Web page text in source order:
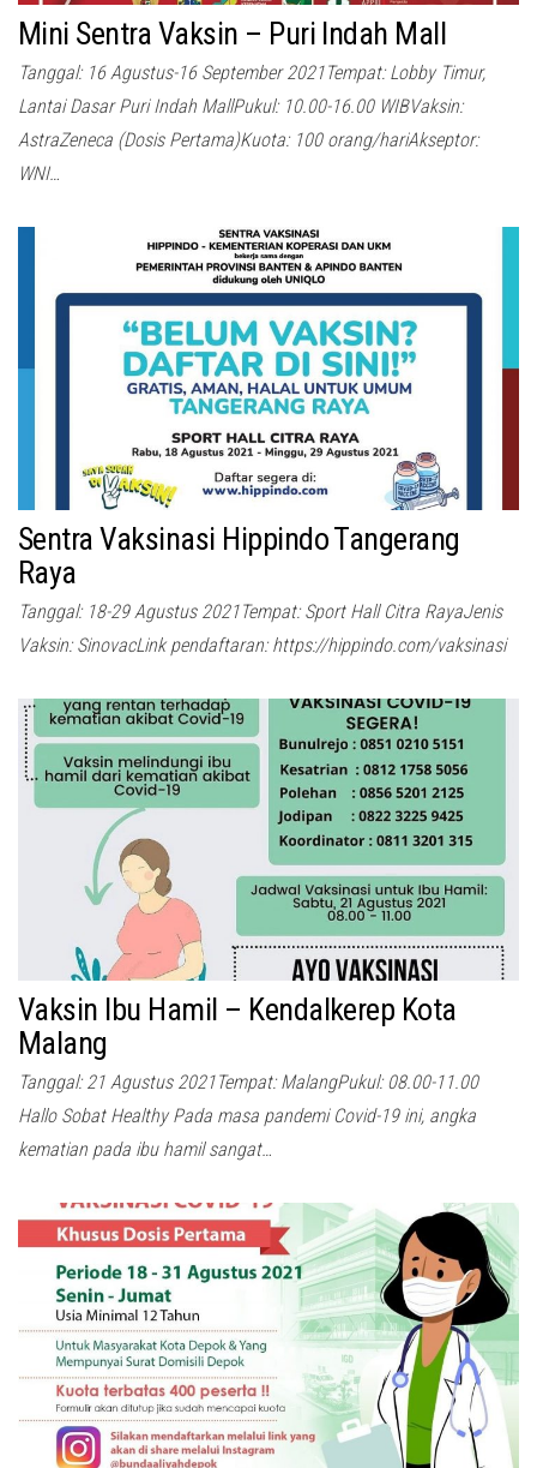
Mini Sentra Vaksin – Puri Indah Mall
Tanggal: 16 Agustus-16 September 2021Tempat: Lobby Timur,
Lantai Dasar Puri Indah MallPukul: 10.00-16.00 WIBVaksin:
AstraZeneca (Dosis Pertama)Kuota: 100 orang/hariAkseptor:
WNI…
Sentra Vaksinasi Hippindo Tangerang
Raya
Tanggal: 18-29 Agustus 2021Tempat: Sport Hall Citra RayaJenis
Vaksin: SinovacLink pendaftaran: https://hippindo.com/vaksinasi
Vaksin Ibu Hamil – Kendalkerep Kota
Malang
Tanggal: 21 Agustus 2021Tempat: MalangPukul: 08.00-11.00
Hallo Sobat Healthy Pada masa pandemi Covid-19 ini, angka
kematian pada ibu hamil sangat…